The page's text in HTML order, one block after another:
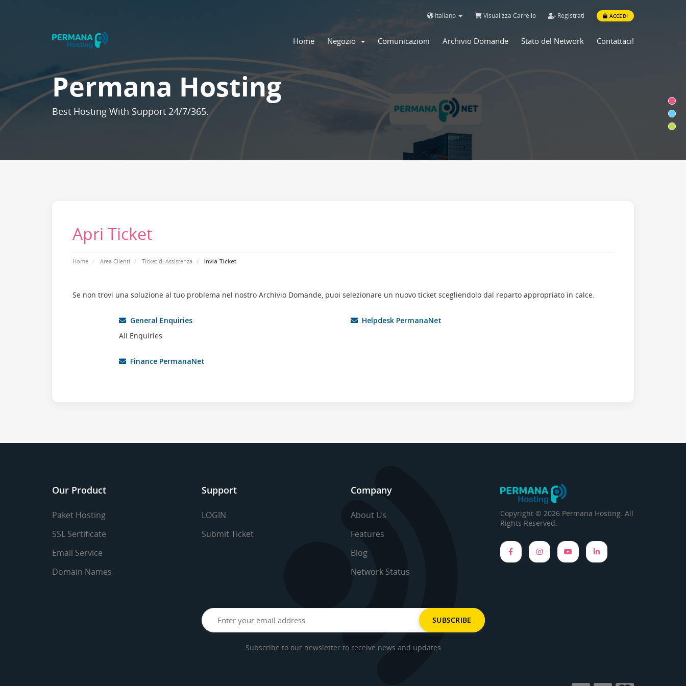
Italiano Visualizza Carrello Registrati ACCEDI
Home Negozio Comunicazioni Archivio Domande Stato del Network Contattaci!
Permana Hosting
Best Hosting With Support 24/7/365.
Apri Ticket
Home Area Clienti Ticket di Assistenza Invia Ticket
Se non trovi una soluzione al tuo problema nel nostro Archivio Domande, puoi selezionare un nuovo ticket scegliendolo dal reparto appropriato in calce.
General Enquiries
All Enquiries
Helpdesk PermanaNet
Finance PermanaNet
Our Product
Paket Hosting
SSL Sertificate
Email Service
Domain Names
Support
LOGIN
Submit Ticket
Company
About Us
Features
Blog
Network Status
Copyright © 2026 Permana Hosting. All
Rights Reserved.
Subscribe to our newsletter to receive news and updates